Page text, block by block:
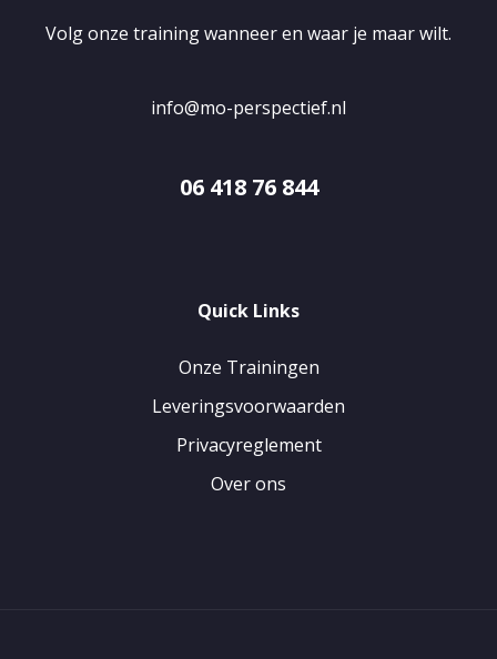
Volg onze training wanneer en waar je maar wilt.
info@mo-perspectief.nl
06 418 76 844
Quick Links
Onze Trainingen
Leveringsvoorwaarden
Privacyreglement
Over ons